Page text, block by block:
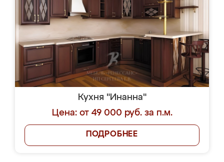
Кухня "Инанна"
Цена: от 49 000 руб. за п.м.
ПОДРОБНЕЕ